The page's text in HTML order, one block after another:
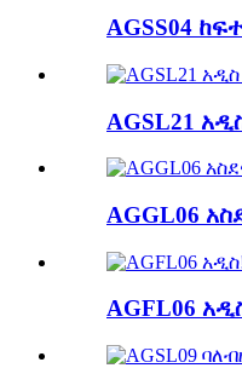
AGSS04
AGSL21
AGGL06
AGFL06